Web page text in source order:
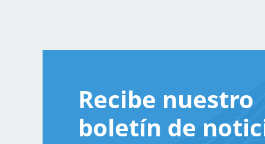
Recibe nuestro
boletín de